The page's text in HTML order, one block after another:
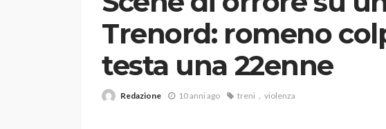
Trenord: romeno
testa una 22enne
Redazione 10 anni ago treni violenza